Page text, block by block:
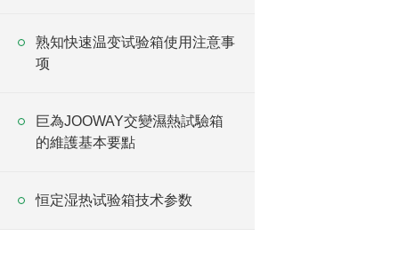
熟知快速温变试验箱使用注意事
项
巨為JOOWAY交變濕熱試驗箱
的維護基本要點
恒定湿热试验箱技术参数